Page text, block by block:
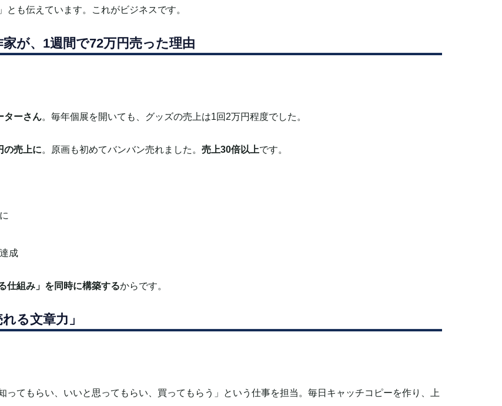
とも伝えています。 これがビジネスです。
が、1週間で72万円売った理由
ターさん。 毎年個展を開いても、グッズの売上は1回2万円程度でした。
の売上に。 原画も初めてバンバン売れました。 売上30倍以上です。
成
仕組み」を同時に構築するからです。
る文章力」
てもらい、いいと思ってもらい、買ってもらう」という仕事を担当。 毎日キャッチコピーを作り、上